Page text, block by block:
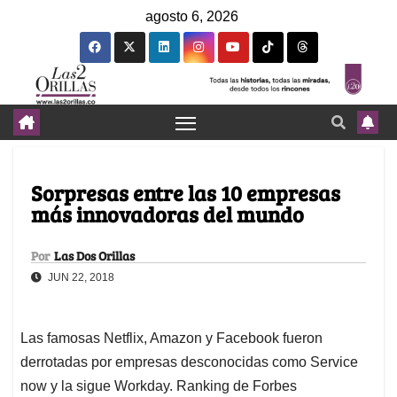
agosto 6, 2026
Sorpresas entre las 10 empresas
más innovadoras del mundo
Por Las Dos Orillas
JUN 22, 2018
Las famosas Netflix, Amazon y Facebook fueron
derrotadas por empresas desconocidas como Service
now y la sigue Workday. Ranking de Forbes